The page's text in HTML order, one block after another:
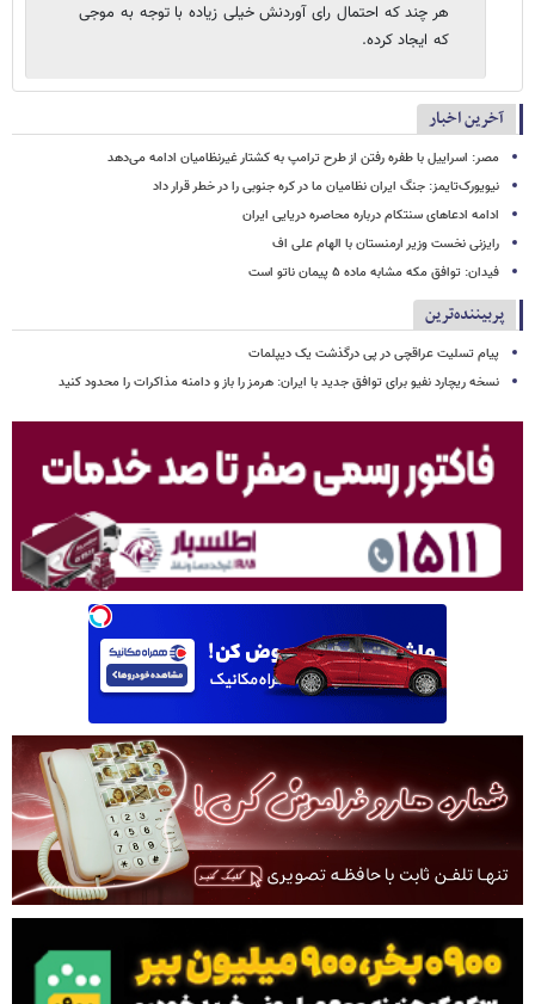
هر چند که احتمال رای آوردنش خیلی زیاده با توجه به موجی
که ایجاد کرده.
آخرین اخبار
مصر: اسراییل با طفره رفتن از طرح ترامپ به کشتار غیرنظامیان ادامه می‌دهد
نیویورک‌تایمز: جنگ ایران نظامیان ما در کره جنوبی را در خطر قرار داد
ادامه ادعاهای سنتکام درباره محاصره دریایی ایران
رایزنی نخست وزیر ارمنستان با الهام علی اف
فیدان: توافق مکه مشابه ماده ۵ پیمان ناتو است
پربیننده‌ترین
پیام تسلیت عراقچی در پی درگذشت یک دیپلمات
نسخه ریچارد نفیو برای توافق جدید با ایران: هرمز را باز و دامنه مذاکرات را محدود کنید